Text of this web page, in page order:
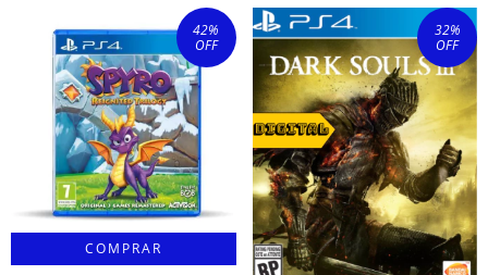
42%
OFF
32%
OFF